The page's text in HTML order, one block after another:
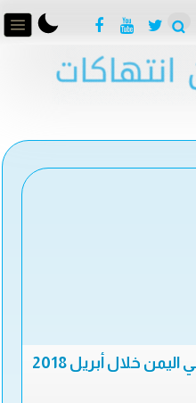
خلال أبريل 2018